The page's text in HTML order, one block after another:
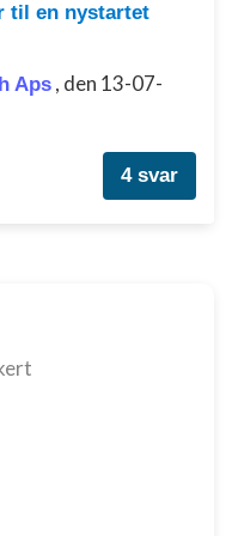
til en nystartet
Aps , den 13-07-
4 svar
eller